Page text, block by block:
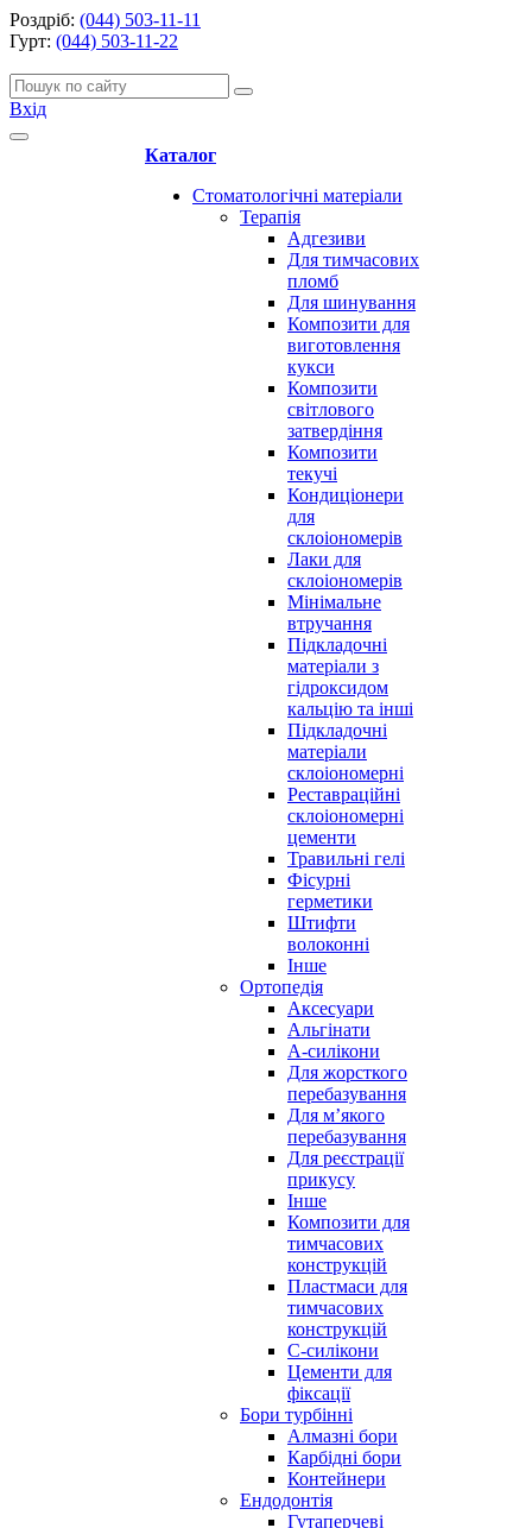
Роздріб: (044) 503-11-11
Гурт: (044) 503-11-22
Вхід
Каталог
Стоматологічні матеріали
Терапія
Адгезиви
Для тимчасових
пломб
Для шинування
Композити для
виготовлення
кукси
Композити
світлового
затвердіння
Композити
текучі
Кондиціонери
для
склоіономерів
Лаки для
склоіономерів
Мінімальне
втручання
Підкладочні
матеріали з
гідроксидом
кальцію та інші
Підкладочні
матеріали
склоіономерні
Реставраційні
склоіономерні
цементи
Травильні гелі
Фісурні
герметики
Штифти
волоконні
Інше
Ортопедія
Аксесуари
Альгінати
А-силікони
Для жорсткого
перебазування
Для м’якого
перебазування
Для реєстрації
прикусу
Інше
Композити для
тимчасових
конструкцій
Пластмаси для
тимчасових
конструкцій
С-силікони
Цементи для
фіксації
Бори турбінні
Алмазні бори
Карбідні бори
Контейнери
Ендодонтія
Гутаперчеві